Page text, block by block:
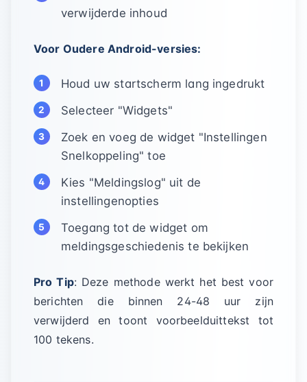
verwijderde inhoud
Voor Oudere Android-versies:
Houd uw startscherm lang ingedrukt
Selecteer "Widgets"
Zoek en voeg de widget "Instellingen
Snelkoppeling" toe
Kies "Meldingslog" uit de
instellingenopties
Toegang tot de widget om
meldingsgeschiedenis te bekijken
Pro Tip: Deze methode werkt het best voor
berichten die binnen 24-48 uur zijn
verwijderd en toont voorbeelduittekst tot
100 tekens.